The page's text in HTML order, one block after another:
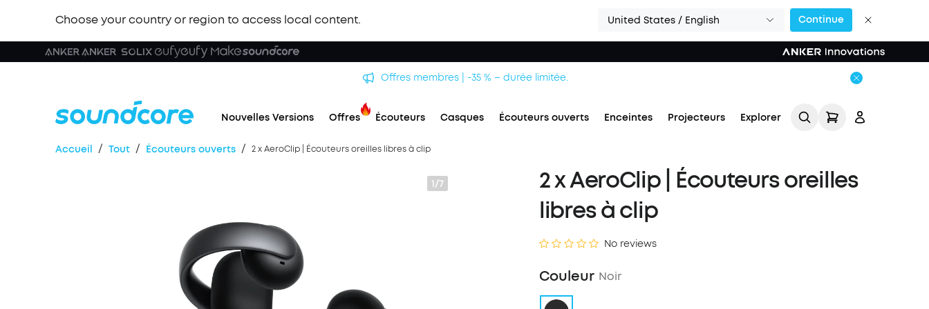
Choose your country or region to access local content. United States / English Continue
Offres membres | -35 % – durée limitée.
Nouvelles Versions Offres Écouteurs Casques Écouteurs ouverts Enceintes Projecteurs Explorer
Accueil / Tout / Écouteurs ouverts / 2 x AeroClip | Écouteurs oreilles libres à clip
1/7
2 x AeroClip | Écouteurs oreilles
libres à clip
No reviews
Couleur Noir